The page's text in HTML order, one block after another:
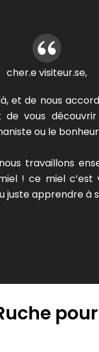
cher.e visiteur.se,
et de nous
vous
ou le
travaillons
! ce miel
juste apprendre à